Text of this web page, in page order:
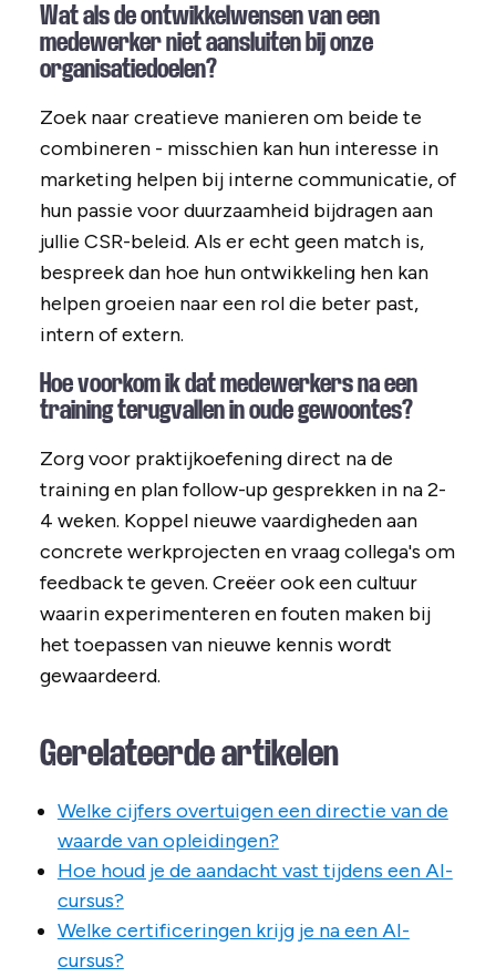
Wat als de ontwikkelwensen van een
medewerker niet aansluiten bij onze
organisatiedoelen?
Zoek naar creatieve manieren om beide te
combineren - misschien kan hun interesse in
marketing helpen bij interne communicatie, of
hun passie voor duurzaamheid bijdragen aan
jullie CSR-beleid. Als er echt geen match is,
bespreek dan hoe hun ontwikkeling hen kan
helpen groeien naar een rol die beter past,
intern of extern.
Hoe voorkom ik dat medewerkers na een
training terugvallen in oude gewoontes?
Zorg voor praktijkoefening direct na de
training en plan follow-up gesprekken in na 2-
4 weken. Koppel nieuwe vaardigheden aan
concrete werkprojecten en vraag collega's om
feedback te geven. Creëer ook een cultuur
waarin experimenteren en fouten maken bij
het toepassen van nieuwe kennis wordt
gewaardeerd.
Gerelateerde artikelen
Welke cijfers overtuigen een directie van de
waarde van opleidingen?
Hoe houd je de aandacht vast tijdens een AI-
cursus?
Welke certificeringen krijg je na een AI-
cursus?